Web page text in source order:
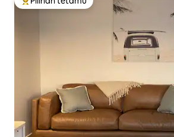
Pilihan utama tetamu